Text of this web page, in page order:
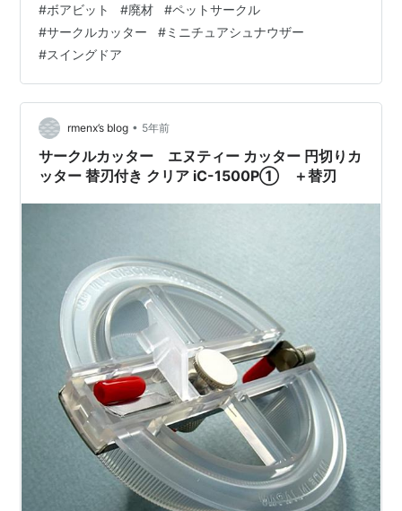
を５０ｃｍにカットします（５０ｘ５０）が、今回は薄
い板なので カッターで切ります。 数回、表裏にカッター
で切れ目を入れます。 切れ目を入れたら、定規をあてて
ポキッと折ります。 ２枚ともカットできたら、風通しの
ことも考え、中央に隙間を作ることにしました。 以前失
敗した…
#ボアビット #廃材 #ペットサークル
#サークルカッター #ミニチュアシュナウザー
#スイングドア
rmenx’s blog • 5年前
サークルカッター エヌティー カッター 円切りカ
ッター 替刃付き クリア iC-1500P① ＋替刃